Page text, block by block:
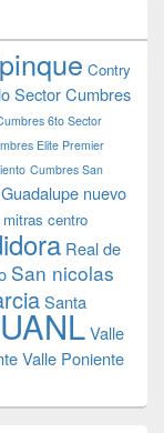
Contry
SectorCumbres
6to Sector
Elite Premier
Cumbres San
Guadalupe nuevo
mitras centro
Real de
San nicolas
Santa
UANLValle
Valle Poniente